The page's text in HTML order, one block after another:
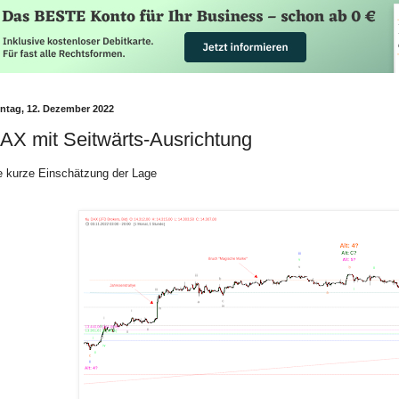
12. Dezember 2022
mit Seitwärts-Ausrichtung
kurze Einschätzung der Lage